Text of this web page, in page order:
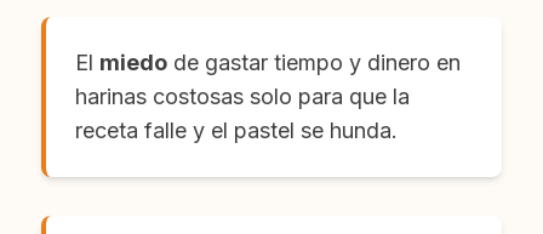
El miedo de gastar tiempo y dinero en
harinas costosas solo para que la
receta falle y el pastel se hunda.